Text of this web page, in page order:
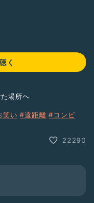
く
場所へ
笑い #遠距離 #コンビ
22290